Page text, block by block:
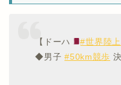
【ドーハ #世界陸上
◆男子#50km競歩